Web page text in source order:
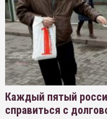
Каждый пятый
справиться с